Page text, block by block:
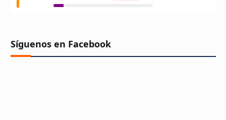
Síguenos en Facebook